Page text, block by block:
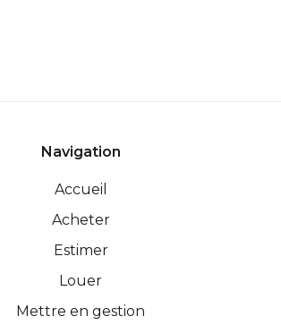
Navigation
Accueil
Acheter
Estimer
Louer
Mettre en gestion